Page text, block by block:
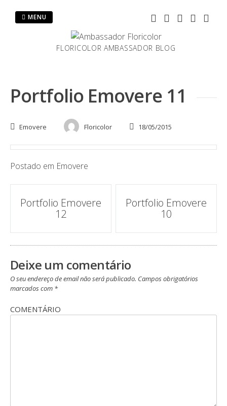
FLORICOLOR AMBASSADOR BLOG
MENU
Portfolio Emovere 11
Emovere Floricolor 18/05/2015
Postado em Emovere
Navegação
post
Portfolio Emovere
12
Portfolio Emovere
10
Deixe um comentário
O seu endereço de email não será publicado. Campos obrigatórios
marcados com *
COMENTÁRIO